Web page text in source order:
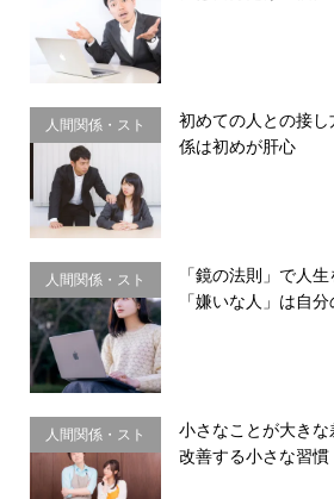
理・思い込み
人間関係・スト
レス
初めての人との接
係は初めが肝心
人間関係・スト
レス
「鏡の法則」で人
「嫌いな人」は自
人間関係・スト
レス
小さなことが大き
改善する小さな習慣